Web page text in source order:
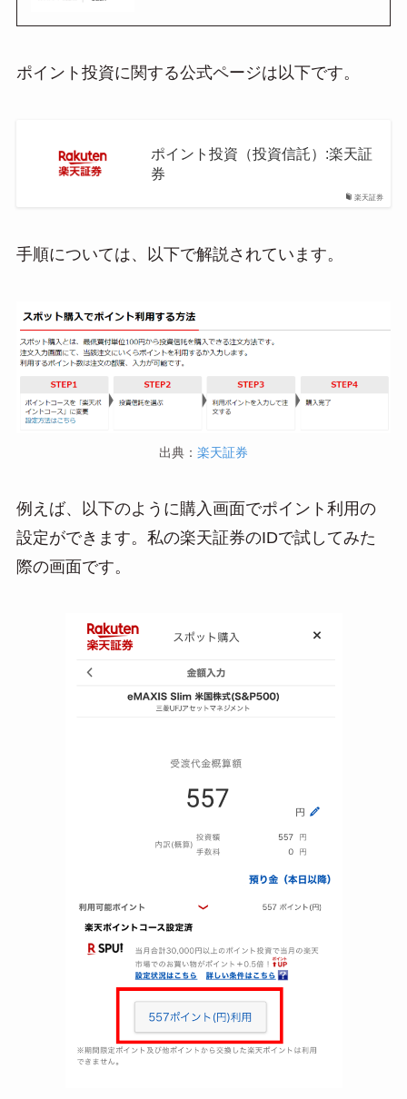
ポイント投資に関する公式ページは以下です。
楽天証券
ポイント投資（投資信託）:楽天証
券
手順については、以下で解説されています。
出典： 楽天証券
例えば、以下のように購入画面でポイント利用の
設定ができます。私の楽天証券のIDで試してみた
際の画面です。